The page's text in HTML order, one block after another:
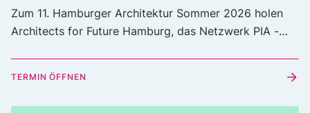
Zum 11. Hamburger Architektur Sommer 2026 holen
Architects for Future Hamburg, das Netzwerk PIA -
Besser Bauen mit Bestand“ aus dem Deutschen
TERMIN ÖFFNEN